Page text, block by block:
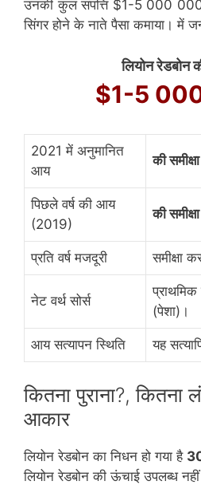
उनकी कुल संपत्ति $1-5 000
सिंगर होने के नाते पैसा कमाया। में
लियोन रेडबोन
$1-5
2021 में अनुमानित
आय
की समीक्षा
पिछले वर्ष की आय
(2019)
की समीक्षा
प्रति वर्ष मजदूरी समीक्षा
नेट वर्थ सोर्स
(पेशा)।
आय सत्यापन स्थिति यह
कितना पुराना?, कितना
आकार
लियोन रेडबोन का निधन हो गया है
लियोन रेडबोन की ऊंचाई उपलब्ध